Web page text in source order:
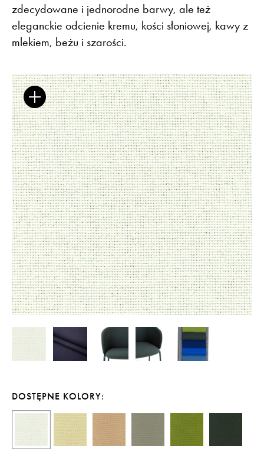
Flora – szenil inspirowany naturą
Baza wiedzy
Broszury
Dla Prasy
Praca
Newsletter
ISSUUOtwiera link w nowej karcie
FacebookOtwiera link w nowej
InstagramOtwiera link w nowej
PinterestOtwiera link w nowej karcie
YoutubeOtwiera link w nowej karcie
Pulpit KontrahentaOtwiera link
zdecydowane i jednorodne barwy, ale też
eleganckie odcienie kremu, kości słoniowej, kawy z
mlekiem, beżu i szarości.
DOSTĘPNE KOLORY: